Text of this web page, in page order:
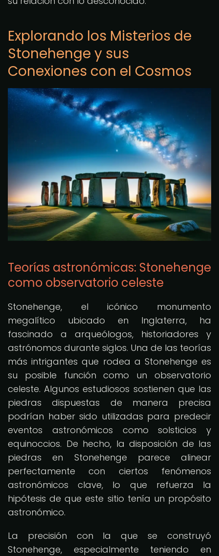
Explorando los Misterios de
Stonehenge y sus
Conexiones con el Cosmos
Teorías astronómicas: Stonehenge
como observatorio celeste
Stonehenge, el icónico monumento
megalítico ubicado en Inglaterra, ha
fascinado a arqueólogos, historiadores y
astrónomos durante siglos. Una de las teorías
más intrigantes que rodea a Stonehenge es
su posible función como un observatorio
celeste. Algunos estudiosos sostienen que las
piedras dispuestas de manera precisa
podrían haber sido utilizadas para predecir
eventos astronómicos como solsticios y
equinoccios. De hecho, la disposición de las
piedras en Stonehenge parece alinear
perfectamente con ciertos fenómenos
astronómicos clave, lo que refuerza la
hipótesis de que este sitio tenía un propósito
astronómico.
La precisión con la que se construyó
Stonehenge, especialmente teniendo en